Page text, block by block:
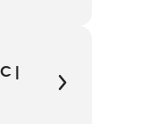
|